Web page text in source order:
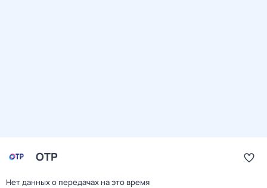
ОТР
Нет данных о передачах на это время